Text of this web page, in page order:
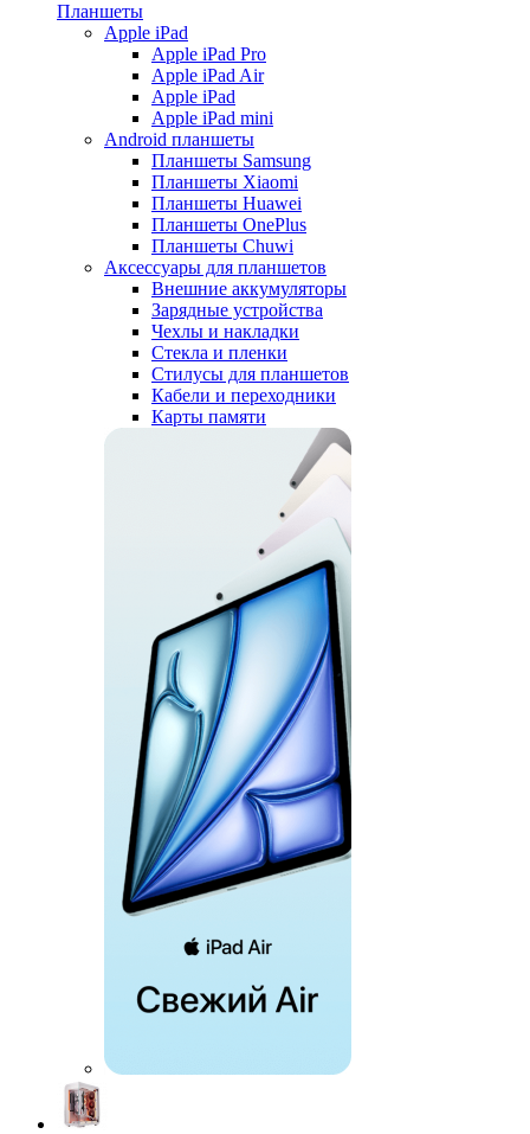
Планшеты
Apple iPad
Apple iPad Pro
Apple iPad Air
Apple iPad
Apple iPad mini
Android планшеты
Планшеты Samsung
Планшеты Xiaomi
Планшеты Huawei
Планшеты OnePlus
Планшеты Chuwi
Аксессуары для планшетов
Внешние аккумуляторы
Зарядные устройства
Чехлы и накладки
Стекла и пленки
Стилусы для планшетов
Кабели и переходники
Карты памяти